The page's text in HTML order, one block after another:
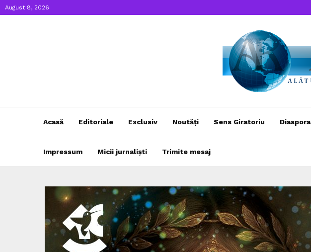
August 8, 2026
Acasă Editoriale Exclusiv Noutăți Sens Giratoriu Diaspora
Impressum Micii jurnaliști Trimite mesaj